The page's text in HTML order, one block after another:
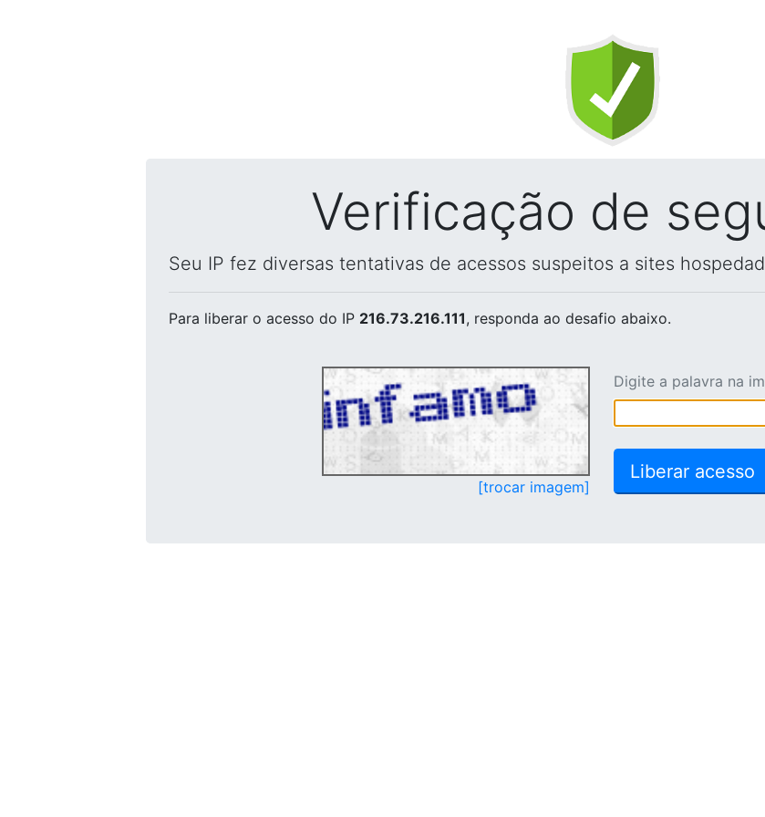
Verificação de
Seu IP fez diversas tentativas de acessos suspeitos a sites
Para liberar o acesso do IP 216.73.216.111, responda ao desafio abaixo.
[trocar imagem]
Digite a palavra na